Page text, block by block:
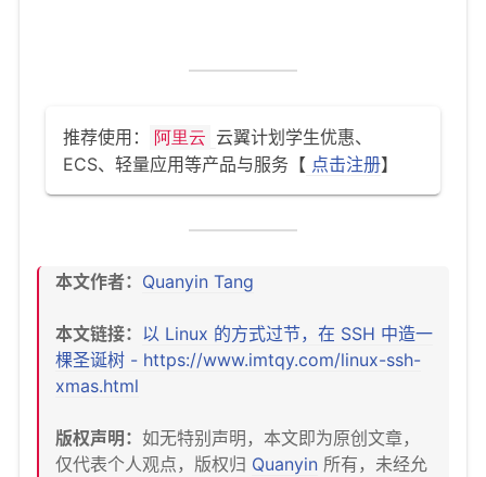
推荐使用： 阿里云 云翼计划学生优惠、
ECS、轻量应用等产品与服务【 点击注册】
本文作者： Quanyin Tang
本文链接： 以 Linux 的方式过节，在 SSH 中造一
棵圣诞树 - https://www.imtqy.com/linux-ssh-
xmas.html
版权声明： 如无特别声明，本文即为原创文章，
仅代表个人观点，版权归 Quanyin 所有，未经允